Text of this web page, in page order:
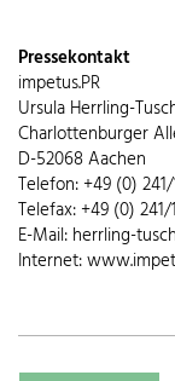
Pressekontakt
impetus.PR
Ursula Herrling-
Charlottenburger
D-52068 Aachen
Telefon: +49 (0)
Telefax: +49 (0) 241/
E-Mail: herrling-
Internet: